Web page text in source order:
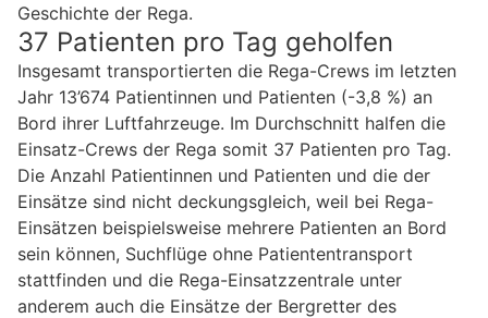
Geschichte der Rega.
37 Patienten pro Tag geholfen
Insgesamt transportierten die Rega-Crews im letzten
Jahr 13’674 Patientinnen und Patienten (-3,8 %) an
Bord ihrer Luftfahrzeuge. Im Durchschnitt halfen die
Einsatz-Crews der Rega somit 37 Patienten pro Tag.
Die Anzahl Patientinnen und Patienten und die der
Einsätze sind nicht deckungsgleich, weil bei Rega-
Einsätzen beispielsweise mehrere Patienten an Bord
sein können, Suchflüge ohne Patiententransport
stattfinden und die Rega-Einsatzzentrale unter
anderem auch die Einsätze der Bergretter des